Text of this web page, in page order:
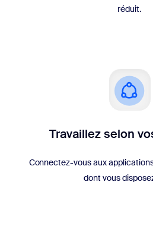
réduit.
Travaillez selon
Connectez-vous aux
dont vous